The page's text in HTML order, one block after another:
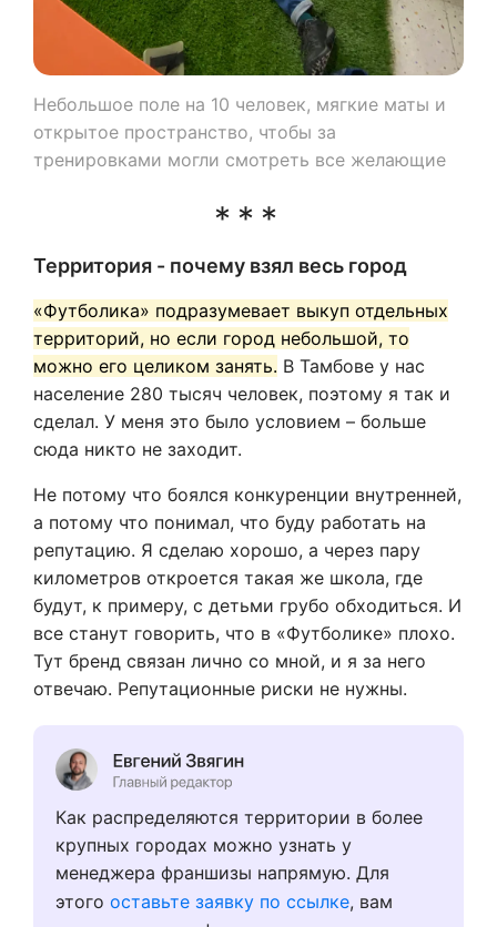
Небольшое поле на 10 человек, мягкие маты и
открытое пространство, чтобы за
тренировками могли смотреть все желающие
Территория - почему взял весь город
«Футболика» подразумевает выкуп отдельных
территорий, но если город небольшой, то
можно его целиком занять. В Тамбове у нас
население 280 тысяч человек, поэтому я так и
сделал. У меня это было условием – больше
сюда никто не заходит.
Не потому что боялся конкуренции внутренней,
а потому что понимал, что буду работать на
репутацию. Я сделаю хорошо, а через пару
километров откроется такая же школа, где
будут, к примеру, с детьми грубо обходиться. И
все станут говорить, что в «Футболике» плохо.
Тут бренд связан лично со мной, и я за него
отвечаю. Репутационные риски не нужны.
Как распределяются территории в более
крупных городах можно узнать у
менеджера франшизы напрямую. Для
этого оставьте заявку по ссылке, вам